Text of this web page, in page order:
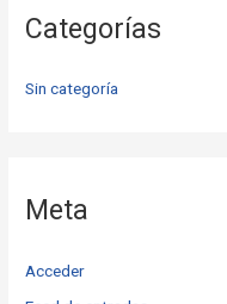
Categorías
Sin categoría
Meta
Acceder